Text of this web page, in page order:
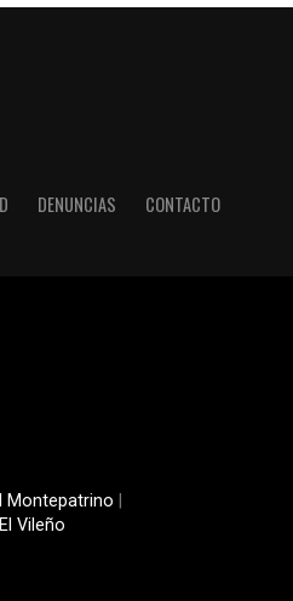
DENUNCIAS CONTACTO
Montepatrino
El Vileño